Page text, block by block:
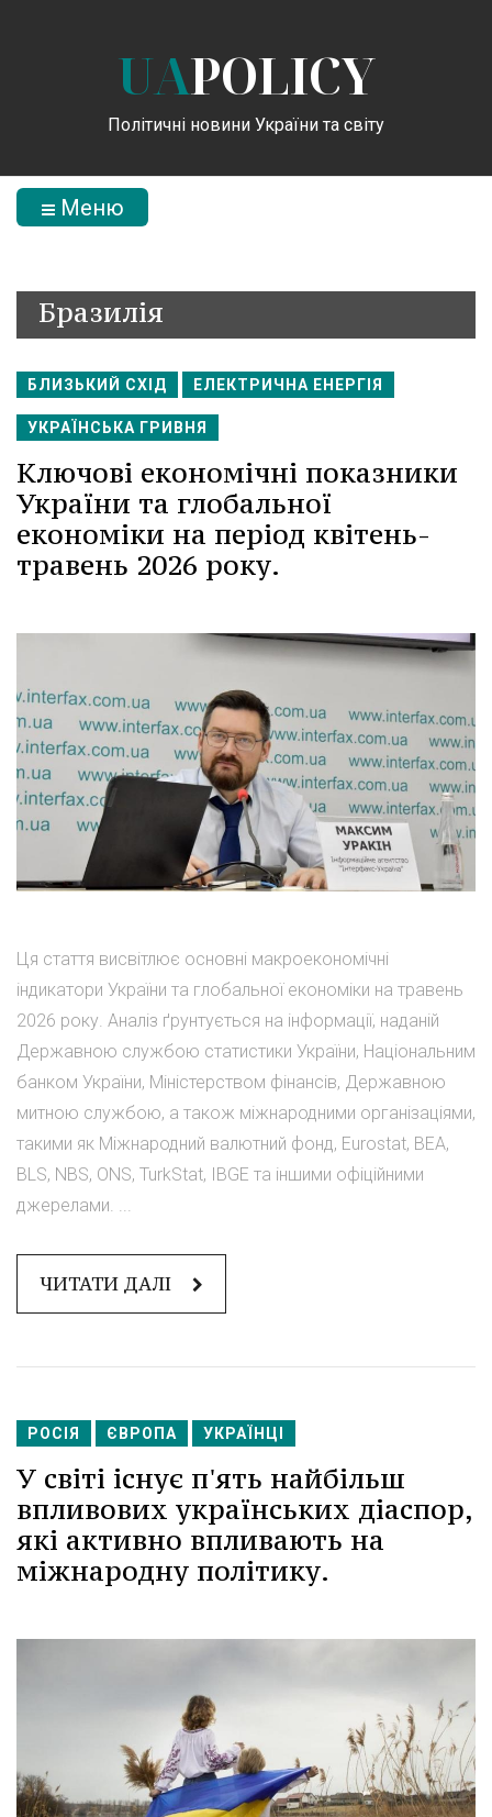
UAPOLICY
Політичні новини України та світу
Меню
Бразилія
БЛИЗЬКИЙ СХІД ЕЛЕКТРИЧНА ЕНЕРГІЯ
УКРАЇНСЬКА ГРИВНЯ
Ключові економічні показники
України та глобальної
економіки на період квітень-
травень 2026 року.
Ця стаття висвітлює основні макроекономічні
індикатори України та глобальної економіки на травень
2026 року. Аналіз ґрунтується на інформації, наданій
Державною службою статистики України, Національним
банком України, Міністерством фінансів, Державною
митною службою, а також міжнародними організаціями,
такими як Міжнародний валютний фонд, Eurostat, BEA,
BLS, NBS, ONS, TurkStat, IBGE та іншими офіційними
джерелами. ...
ЧИТАТИ ДАЛІ
РОСІЯ ЄВРОПА УКРАЇНЦІ
У світі існує п'ять найбільш
впливових українських діаспор,
які активно впливають на
міжнародну політику.